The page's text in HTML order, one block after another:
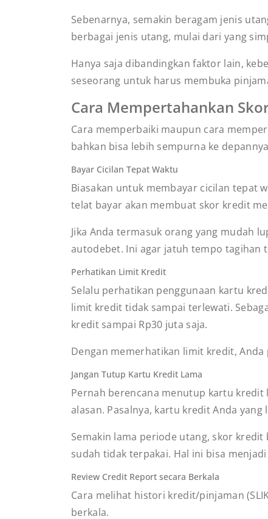
Sebenarnya, semakin beragam jenis
berbagai jenis utang, mulai dari yang
Hanya saja dibandingkan faktor lain,
seseorang untuk harus membuka
Cara Mempertahankan
Cara memperbaiki maupun cara
bahkan bisa lebih sempurna ke
Bayar Cicilan Tepat Waktu
Biasakan untuk membayar cicilan tepat
telat bayar akan membuat skor kredit
Jika Anda termasuk orang yang mudah
autodebet. Ini agar jatuh tempo tagihan
Perhatikan Limit Kredit
Selalu perhatikan penggunaan kartu
limit kredit tidak sampai terlewati.
kredit sampai Rp30 juta saja.
Dengan memerhatikan limit kredit,
Jangan Tutup Kartu Kredit Lama
Pernah berencana menutup kartu kredit
alasan. Pasalnya, kartu kredit Anda
Semakin lama periode utang, skor
sudah tidak terpakai. Hal ini bisa
Review Credit Report secara Berkala
Cara melihat histori kredit/pinjaman
berkala.